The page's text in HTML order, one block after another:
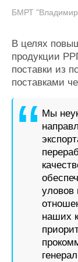
БМРТ
В целях
продукции
поставки из
поставками
Мы
уловов
наших